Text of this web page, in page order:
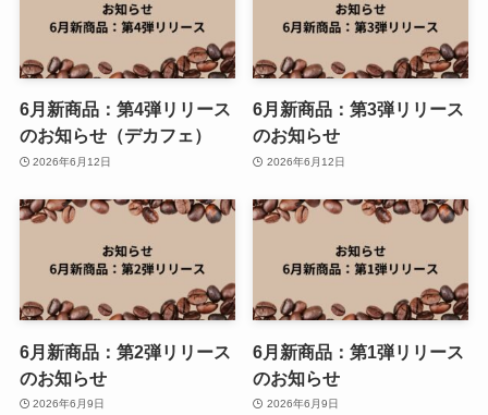
6月新商品：第4弾リリース
のお知らせ（デカフェ）
2026年6月12日
6月新商品：第3弾リリース
のお知らせ
2026年6月12日
6月新商品：第2弾リリース
のお知らせ
2026年6月9日
6月新商品：第1弾リリース
のお知らせ
2026年6月9日